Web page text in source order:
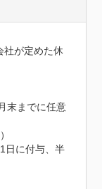
社が定めた休
末までに任意
日に付与、半